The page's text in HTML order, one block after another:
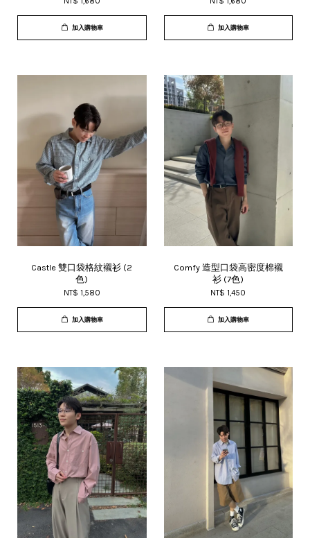
加入購物車 加入購物車
Castle 雙口袋格紋襯衫 (2
色)
NT$ 1,580
加入購物車
Comfy 造型口袋高密度棉襯
衫 (7色)
NT$ 1,450
加入購物車